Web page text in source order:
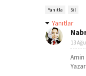
Yanıtla Sil
Yanıtlar
13
Amin